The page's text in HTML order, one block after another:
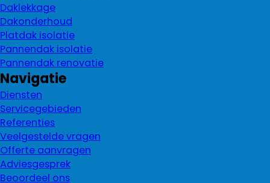
Daklekkage
Dakonderhoud
Platdak isolatie
Pannendak isolatie
Pannendak renovatie
Navigatie
Diensten
Servicegebieden
Referenties
Veelgestelde vragen
Offerte aanvragen
Adviesgesprek
Beoordeel ons